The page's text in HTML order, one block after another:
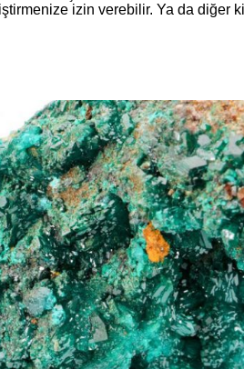
izin verebilir. Ya da diğer